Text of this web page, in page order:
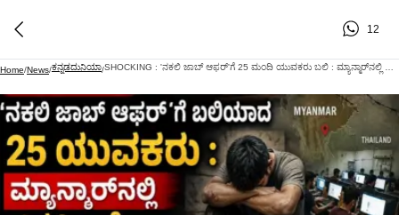
12
Home/News/ಕನ್ನಡದುನಿಯಾ/